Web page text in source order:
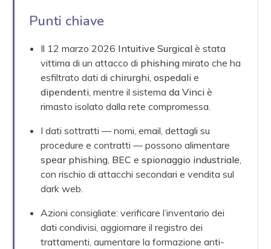
Punti chiave
Il 12 marzo 2026 Intuitive Surgical è stata
vittima di un attacco di phishing mirato che ha
esfiltrato dati dichirurghi ,ospedali e
dipendenti , mentre il sistemada Vinci è
rimasto isolato dalla rete compromessa.
I dati sottratti — nomi, email, dettagli su
procedure e contratti — possono alimentare
spear phishing BEC espionaggio industriale
con rischio di attacchi secondari e vendita sul
dark web.
Azioni consigliate: verificare l’inventario dei
dati condivisi, aggiornare il registro dei
trattamenti, aumentare la formazione anti-